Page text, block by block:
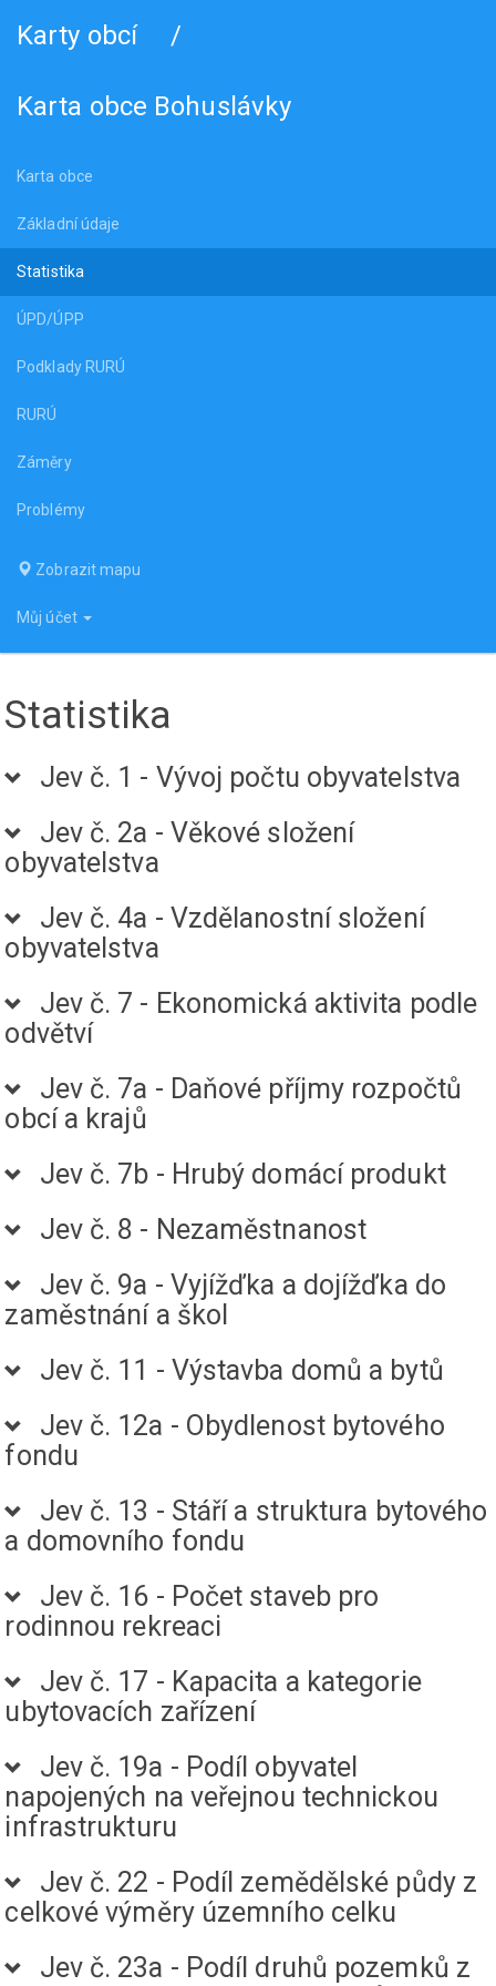
Karty obcí /
Karta obce Bohuslávky
Karta obce
Základní údaje
Statistika
ÚPD/ÚPP
Podklady RURÚ
RURÚ
Záměry
Problémy
Zobrazit mapu
Můj účet
Statistika
Jev č. 1 - Vývoj počtu obyvatelstva
Jev č. 2a - Věkové složení
obyvatelstva
Jev č. 4a - Vzdělanostní složení
obyvatelstva
Jev č. 7 - Ekonomická aktivita podle
odvětví
Jev č. 7a - Daňové příjmy rozpočtů
obcí a krajů
Jev č. 7b - Hrubý domácí produkt
Jev č. 8 - Nezaměstnanost
Jev č. 9a - Vyjížďka a dojížďka do
zaměstnání a škol
Jev č. 11 - Výstavba domů a bytů
Jev č. 12a - Obydlenost bytového
fondu
Jev č. 13 - Stáří a struktura bytového
a domovního fondu
Jev č. 16 - Počet staveb pro
rodinnou rekreaci
Jev č. 17 - Kapacita a kategorie
ubytovacích zařízení
Jev č. 19a - Podíl obyvatel
napojených na veřejnou technickou
infrastrukturu
Jev č. 22 - Podíl zemědělské půdy z
celkové výměry územního celku
Jev č. 23a - Podíl druhů pozemků z